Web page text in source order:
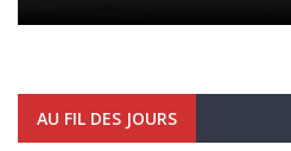
AU FIL DES JOURS